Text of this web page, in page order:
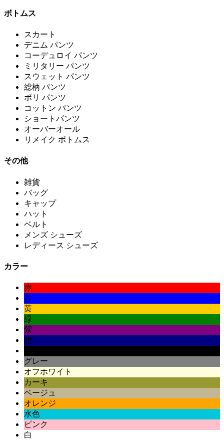
ボトムス
スカート
デニム パンツ
コーデュロイ パンツ
ミリタリー パンツ
スウェット パンツ
総柄 パンツ
ポリ パンツ
コットン パンツ
ショートパンツ
オーバーオール
リメイク ボトムス
その他
雑貨
バッグ
キャップ
ハット
ベルト
メンズ シューズ
レディース シューズ
カラー
赤
青
黄
緑
紫
紺
グレー
オフホワイト
カーキ
ベージュ
オレンジ
水色
ピンク
白